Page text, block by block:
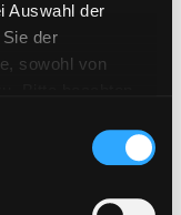
Auswahl der
der
sowohl von
in
des EWR
kann. In
du postest das!
das!
könnten
Stefano Suche nach
durch die